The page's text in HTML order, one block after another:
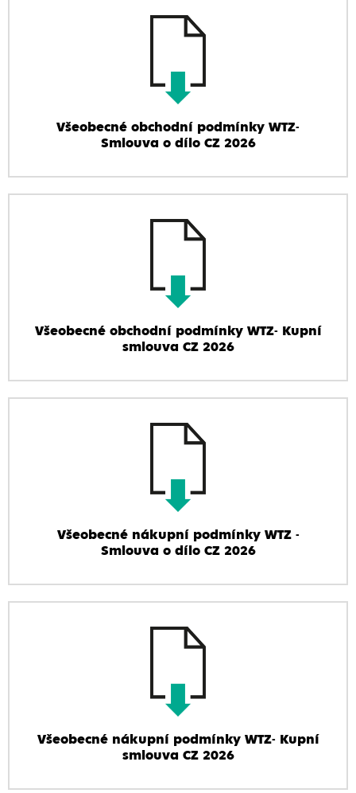
Všeobecné obchodní podmínky WTZ-
Smlouva o dílo CZ 2026
Všeobecné obchodní podmínky WTZ- Kupní
smlouva CZ 2026
Všeobecné nákupní podmínky WTZ -
Smlouva o dílo CZ 2026
Všeobecné nákupní podmínky WTZ- Kupní
smlouva CZ 2026